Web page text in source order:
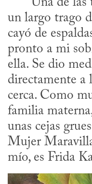
un largo trago
cayó de
pronto a mi
ella. Se dio
directamente a
cerca. Como
familia
unas cejas
Mujer
mío, es Frida